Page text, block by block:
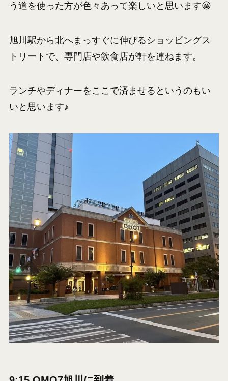
う道を使った方が色々あって楽しいと思います😀
旭川駅から北へまっすぐに伸びるショッピングス
トリートで、専門店や飲食店が軒を連ねます。
ランチやディナーをここで済ませるというのもい
いと思います♪